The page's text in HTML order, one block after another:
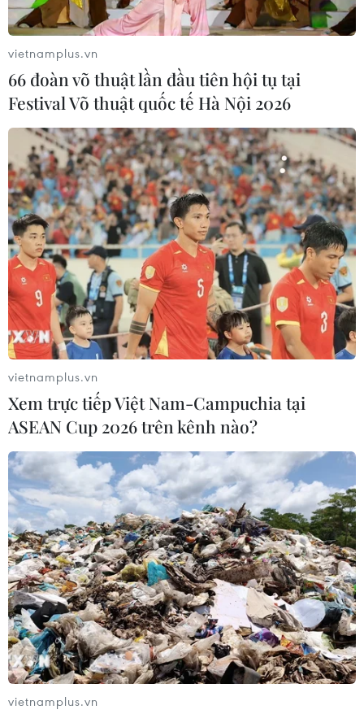
vietnamplus.vn
66 đoàn võ thuật lần đầu tiên hội tụ tại
Festival Võ thuật quốc tế Hà Nội 2026
vietnamplus.vn
Xem trực tiếp Việt Nam-Campuchia tại
ASEAN Cup 2026 trên kênh nào?
vietnamplus.vn